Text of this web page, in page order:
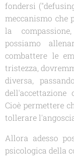
fondersi
meccanismo che
la
possiamo
combattere le
tristezza,
diversa,
dell'accettazione
Cioè permettere
tollerare
Allora adesso
psicologica della